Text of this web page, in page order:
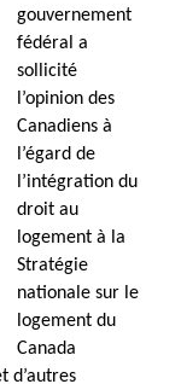
gouvernement
fédéral a
sollicité
l’opinion des
Canadiens à
l’égard de
l’intégration du
droit au
logement à la
Stratégie
nationale sur le
logement du
Canada
d’autres